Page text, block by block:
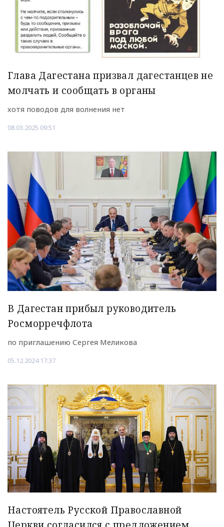
Глава Дагестана призвал дагестанцев не
молчать и сообщать в органы
хотя поводов для волнения нет
08.03.2025 09:51
В Дагестан прибыл руководитель
Росморречфлота
по приглашению Сергея Меликова
05.12.2024 17:37
Настоятель Русской Православной